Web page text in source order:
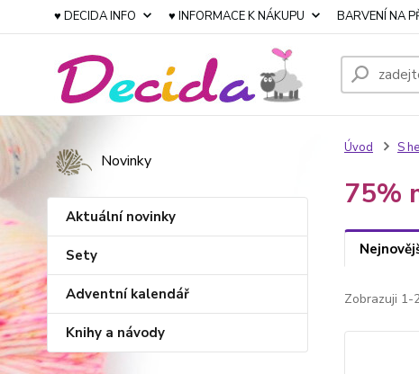
♥ DECIDA INFO ♥ INFORMACE K NÁKUPU BARVENÍ NA
Novinky
Aktuální novinky
Sety
Adventní kalendář
Knihy a návody
Úvod S
75%
Zobrazuji 1-